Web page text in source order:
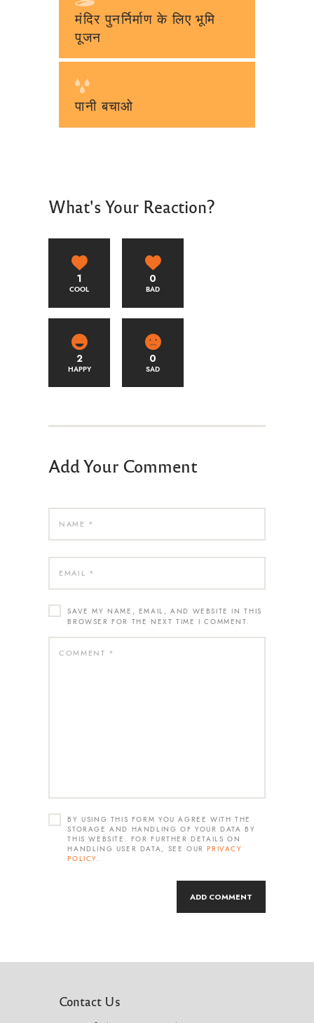
मंदिर पुनर्निर्माण के लिए भूमि
पूजन
पानी बचाओ
What's Your Reaction?
1
COOL
0
BAD
2
HAPPY
0
SAD
Add Your Comment
SAVE MY NAME, EMAIL, AND WEBSITE IN THIS
BROWSER FOR THE NEXT TIME I COMMENT.
BY USING THIS FORM YOU AGREE WITH THE
STORAGE AND HANDLING OF YOUR DATA BY
THIS WEBSITE. FOR FURTHER DETAILS ON
HANDLING USER DATA, SEE OURPRIVACY
POLICY.
Contact Us